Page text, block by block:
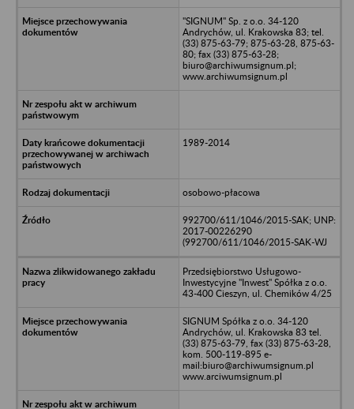
"SIGNUM" Sp. z o.o. 34-120
Andrychów, ul. Krakowska 83; tel.
(33) 875-63-79; 875-63-28, 875-63-
80; fax (33) 875-63-28;
biuro@archiwumsignum.pl;
www.archiwumsignum.pl
1989-2014
osobowo-płacowa
992700/611/1046/2015-SAK; UNP:
2017-00226290
(992700/611/1046/2015-SAK-WJ
Przedsiębiorstwo Usługowo-
Inwestycyjne "Inwest" Spółka z o.o.
43-400 Cieszyn, ul. Chemików 4/25
SIGNUM Spółka z o.o. 34-120
Andrychów, ul. Krakowska 83 tel.
(33) 875-63-79, fax (33) 875-63-28,
kom. 500-119-895 e-
mail:biuro@archiwumsignum.pl
www.arciwumsignum.pl